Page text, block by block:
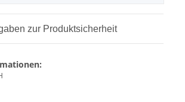
zur Produktsicherheit